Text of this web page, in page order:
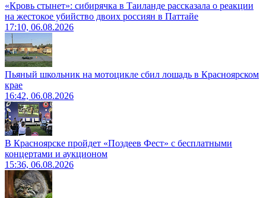
«Кровь стынет»: сибирячка в Таиланде рассказала о реакции
на жестокое убийство двоих россиян в Паттайе
17:10, 06.08.2026
Пьяный школьник на мотоцикле сбил лошадь в Красноярском
крае
16:42, 06.08.2026
В Красноярске пройдет «Поздеев Фест» с бесплатными
концертами и аукционом
15:36, 06.08.2026